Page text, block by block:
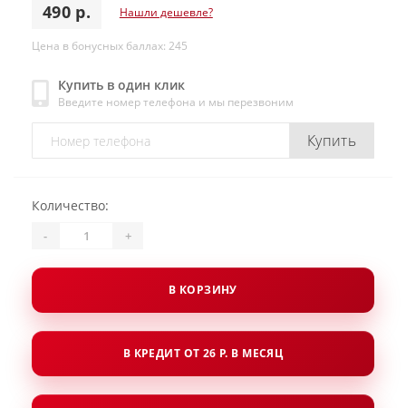
490 р. Нашли дешевле?
Цена в бонусных баллах: 245
Купить в один клик
Введите номер телефона и мы перезвоним
Купить
Количество:
- +
В КОРЗИНУ
В КРЕДИТ ОТ 26 Р. В МЕСЯЦ